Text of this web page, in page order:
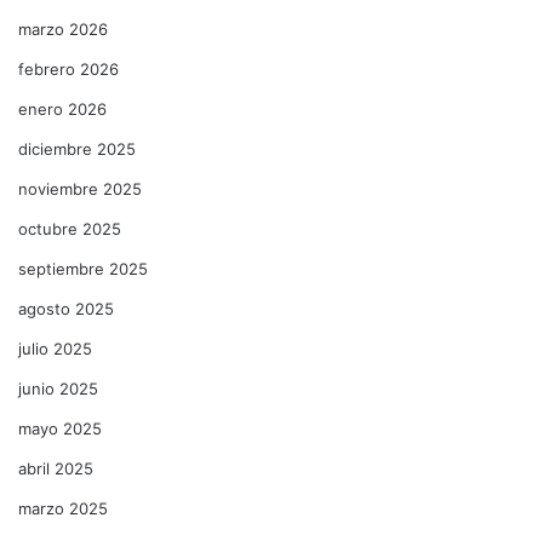
marzo 2026
febrero 2026
enero 2026
diciembre 2025
noviembre 2025
octubre 2025
septiembre 2025
agosto 2025
julio 2025
junio 2025
mayo 2025
abril 2025
marzo 2025